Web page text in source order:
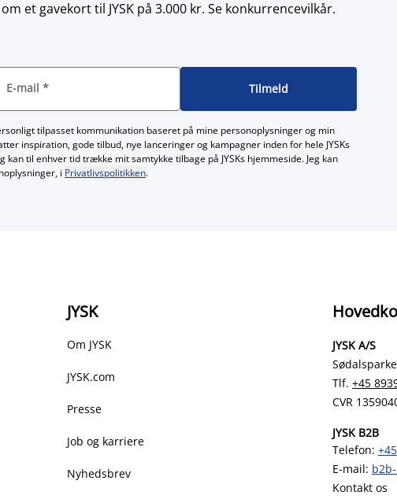
et gavekort til JYSK på 3.000 kr. Se konkurrencevilkår.
E-mail * Tilmeld
tilpasset kommunikation baseret på mine personoplysninger og min
inspiration, gode tilbud, nye lanceringer og kampagner inden for hele JYSKs
kan til enhver tid trække mit samtykke tilbage på JYSKs hjemmeside. Jeg kan
i Privatlivspolitikken.
JYSK
Om JYSK
JYSK.com
Presse
Job og karriere
Nyhedsbrev
JYSK A/S
Tlf. +45
CVR
JYSK B2B
Telefon:
E-mail: b2b-
Kontakt os